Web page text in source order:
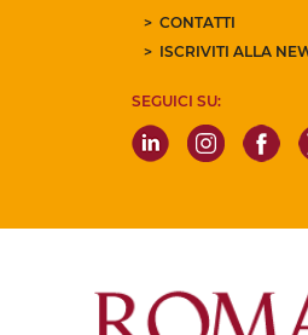
CONTATTI
ISCRIVITI ALLA
SEGUICI SU: